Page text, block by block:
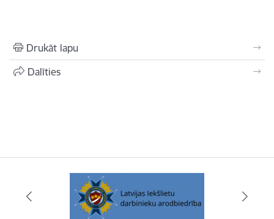
Drukāt lapu
Dalīties